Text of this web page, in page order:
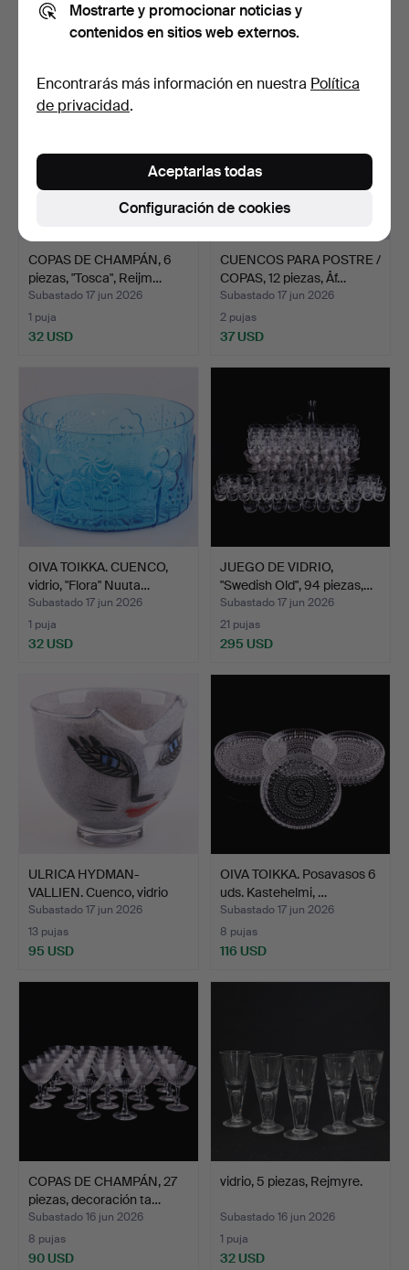
6 pujas
1.324 USD
seleccionado
1 puja
32 USD
COPAS DE CHAMPÁN, 6
piezas, "Tosca", Reijm…
Subastado 17 jun 2026
1 puja
32 USD
CUENCOS PARA POSTRE /
COPAS, 12 piezas, Åf…
Subastado 17 jun 2026
2 pujas
37 USD
OIVA TOIKKA. CUENCO,
vidrio, "Flora" Nuuta…
Subastado 17 jun 2026
1 puja
32 USD
JUEGO DE VIDRIO,
"Swedish Old", 94 piezas,…
Subastado 17 jun 2026
21 pujas
295 USD
ULRICA HYDMAN-
VALLIEN. Cuenco, vidrio
artí…
Subastado 17 jun 2026
13 pujas
95 USD
OIVA TOIKKA. Posavasos 6
uds. Kastehelmi, …
Subastado 17 jun 2026
8 pujas
116 USD
COPAS DE CHAMPÁN, 27
piezas, decoración ta…
Subastado 16 jun 2026
8 pujas
90 USD
vidrio, 5 piezas, Rejmyre.
Subastado 16 jun 2026
1 puja
32 USD
Mostrarte y promocionar noticias y
contenidos en sitios web externos.
Encontrarás más información en nuestra Política
de privacidad.
Configuración de cookies
Aceptarlas todas